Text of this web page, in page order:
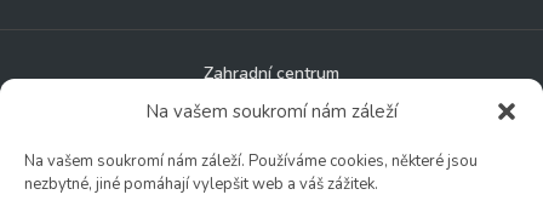
Na vašem soukromí nám záleží
Na vašem soukromí nám záleží. Používáme cookies, některé jsou
nezbytné, jiné pomáhají vylepšit web a váš zážitek.
Zahradní centrum
🕑 Po – Čt: 9:00 – 17:00
🚫 Neděle: ZAVŘENO